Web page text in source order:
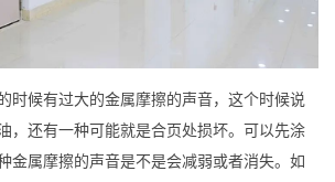
候有过大的金属摩擦的声音，这个时候说
，还有一种可能就是合页处损坏。可以先涂
金属摩擦的声音是不是会减弱或者消失。如